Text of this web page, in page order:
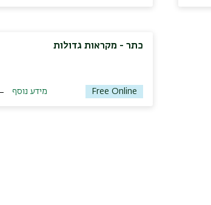
כתר - מקראות גדולות
Free Online מידע נוסף